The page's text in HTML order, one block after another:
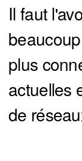
Il faut
plus
actuelles
de